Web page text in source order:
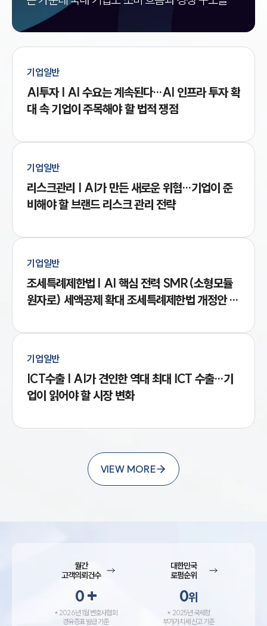
대륜의 강점
오시는 길
글로벌 파트너 로펌
고객의 소리
주요 업무사례
기업 인사이트
법률지식인
NEWS
공지사항
세미나
영한 전략 수립이 중요해지고 있는 상황입니다. 중
국 소비시장이 AI·프리미엄 중심으로 재편되는 이
유 중국 소비시장은 가격 중심의 대중 소비에서 벗
어나 기술과 품질, 브랜드 가치를 중시하는 방향으
로 변화하고 있습니다. AI 기술을 적용한 제품과 서
비스가 빠르게 확산되는 가운데 프리미엄 소비와
습니다.1) 소비 트렌드 변화구분주요 내용AI 기반
가프리미엄 소비 증가품질과 브랜드 경험을 중시
하는 소비 확대맞춤형 소비 확산개인 취향과 라이
프스타일을 반영한 제품 선호건강·기능성 소비기
재 전반으로 빠르게 확산되고 있으며, 소비자는 가
격보다 사용 경험과 편의성, 제품의 차별성을 중요
하게 평가하는 경향을 보이고 있습니다. 특히 화장
품과 식품, 생활용품 시장에서는 프리미엄 제품과
기능성을 앞세운 제품군이 성장세를 이어가고, 소
비자의 취향을 반영한 맞춤형 서비스도 확대되는
의 경쟁 구도는 가격 경쟁 중심에서 기술과 브랜드
경쟁 중심으로 이동하고 있습니다. 과거에는 가격
경쟁력이 시장 점유율을 좌우하는 경우가 많았지
랜드 경험이 소비자의 선택에 큰 영향을 미치는 요
소로 자리 잡았습니다.또한 중국 로컬 기업들의 성
장도 시장 경쟁 구도를 바꾸는 요인으로 꼽힙니다.
대표적으로 생활용품 브랜드 미니소(MINISO)는
서 소비시장의 경쟁 방식도 빠르게 변화하고 있는
모습입니다. 시장 경쟁 구도 변화가격 경쟁 중심 →
기술 경쟁 중심글로벌 브랜드 중심 → 중국 로컬
브랜드 경쟁력 확대제품 중심 경쟁 → 브랜드 경험
기업일반
AI투자 | AI 수요는 계속된다…AI 인프라 투자 확
대 속 기업이 주목해야 할 법적 쟁점
기업일반
리스크관리 | AI가 만든 새로운 위협…기업이 준
비해야 할 브랜드 리스크 관리 전략
기업일반
조세특례제한법 | AI 핵심 전력 SMR(소형모듈
원자로) 세액공제 확대 조세특례제한법 개정안 발
기업일반
ICT수출 | AI가 견인한 역대 최대 ICT 수출…기
업이 읽어야 할 시장 변화
VIEW MORE
월간
고객의뢰건수
0+
* 2026년 1월 변호사협회
경유증표 발급 기준
대한민국
로펌순위
0위
* 2025년 국세청
부가가치세 신고 기준